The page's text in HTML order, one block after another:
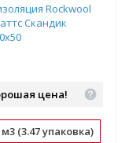
Rockwool
Скандик
цена!
м3 (3.47 упаковка)